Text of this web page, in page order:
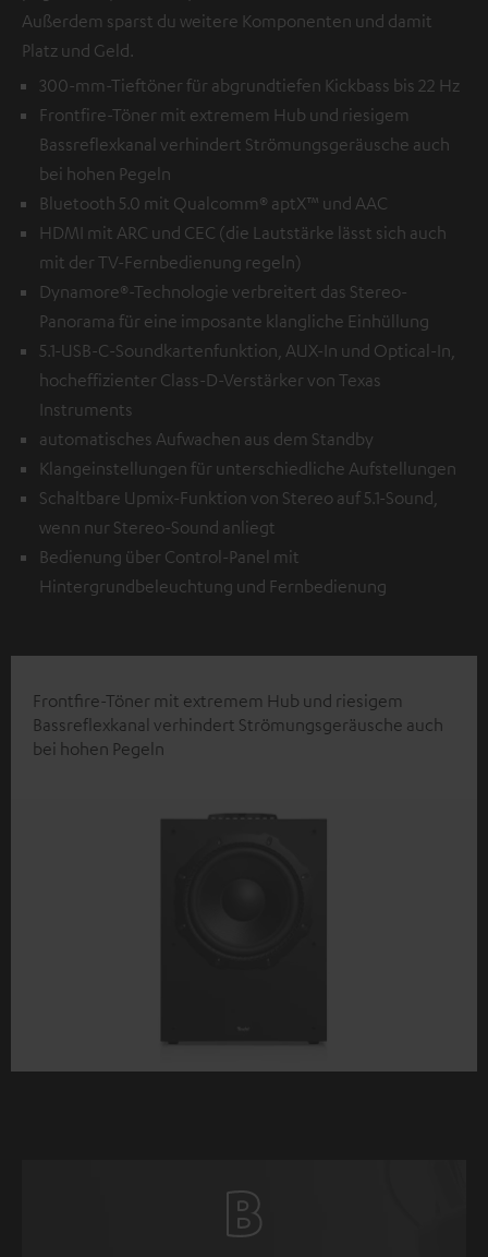
Außerdem sparst du weitere Komponenten und damit
Platz und Geld.
300-mm-Tieftöner für abgrundtiefen Kickbass bis 22 Hz
Frontfire-Töner mit extremem Hub und riesigem
Bassreflexkanal verhindert Strömungsgeräusche auch
bei hohen Pegeln
Bluetooth 5.0 mit Qualcomm® aptX™ und AAC
HDMI mit ARC und CEC (die Lautstärke lässt sich auch
mit der TV-Fernbedienung regeln)
Dynamore®-Technologie verbreitert das Stereo-
Panorama für eine imposante klangliche Einhüllung
5.1-USB-C-Soundkartenfunktion, AUX-In und Optical-In,
hocheffizienter Class-D-Verstärker von Texas
Instruments
automatisches Aufwachen aus dem Standby
Klangeinstellungen für unterschiedliche Aufstellungen
Schaltbare Upmix-Funktion von Stereo auf 5.1-Sound,
wenn nur Stereo-Sound anliegt
Bedienung über Control-Panel mit
Hintergrundbeleuchtung und Fernbedienung
Frontfire-Töner mit extremem Hub und riesigem
Bassreflexkanal verhindert Strömungsgeräusche auch
bei hohen Pegeln